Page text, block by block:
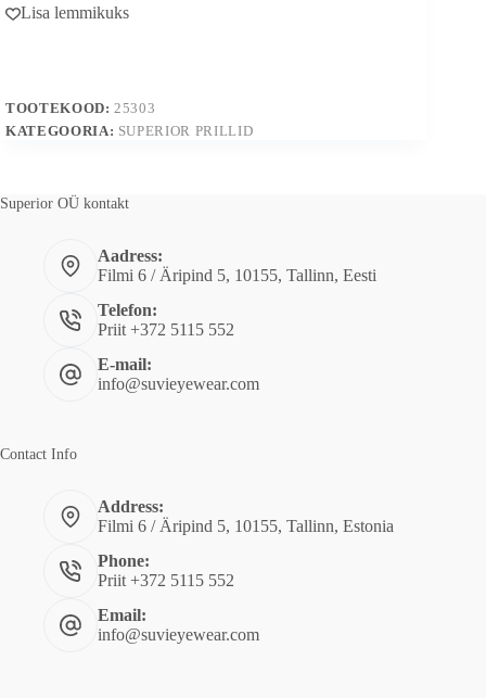
t
t
i
Lisa lemmikuks
TOOTEKOOD: 25303
KATEGOORIA: SUPERIOR PRILLID
Superior OÜ kontakt
Aadress:
Filmi 6 / Äripind 5, 10155, Tallinn, Eesti
Telefon:
Priit +372 5115 552
E-mail:
info@suvieyewear.com
Contact Info
Address:
Filmi 6 / Äripind 5, 10155, Tallinn, Estonia
Phone:
Priit +372 5115 552
Email:
info@suvieyewear.com